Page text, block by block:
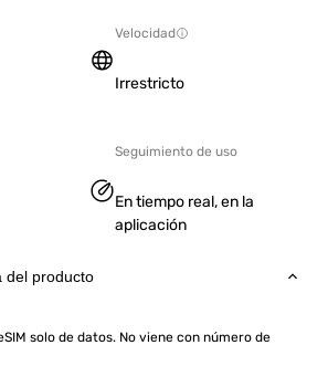
Velocidad
Irrestricto
Seguimiento de uso
En tiempo real, en la
aplicación
del producto
solo de datos. No viene con número de